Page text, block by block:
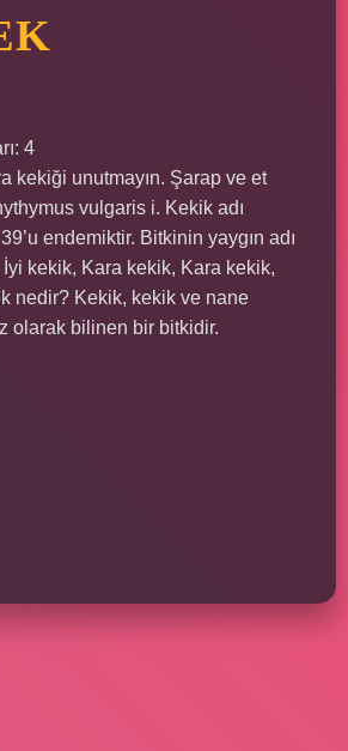
4
kekiği unutmayın. Şarap ve et
vulgaris i. Kekik adı
endemiktir. Bitkinin yaygın adı
kekik, Kara kekik, Kara kekik,
nedir? Kekik, kekik ve nane
olarak bilinen bir bitkidir.